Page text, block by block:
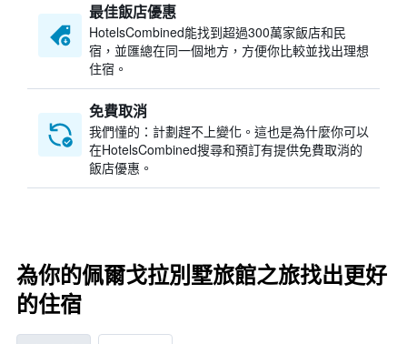
最佳飯店優惠
HotelsCombined​能找到超過300萬家飯店和民
宿，並匯總在同一個地方，方便你比較並找出理想
住宿。
免費取消
我們懂的：計劃趕不上變化。這也是為什麼你可以
在HotelsCombined搜尋和預訂有提供免費取消的
飯店優惠。
為你的佩爾戈拉別墅旅館之旅找出更好
的住宿